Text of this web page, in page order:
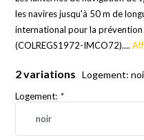
les navires jusqu'à 50 m de
international pour la
(COLREGS1972-IMCO72)....
2 variations Logement:
Logement: *